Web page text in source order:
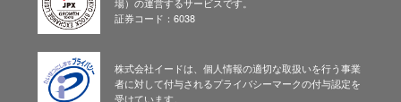
証券コード：6038
株式会社イードは、個人情報の適切な取扱いを行う事業
者に対して付与されるプライバシーマークの付与認定を
受けています。